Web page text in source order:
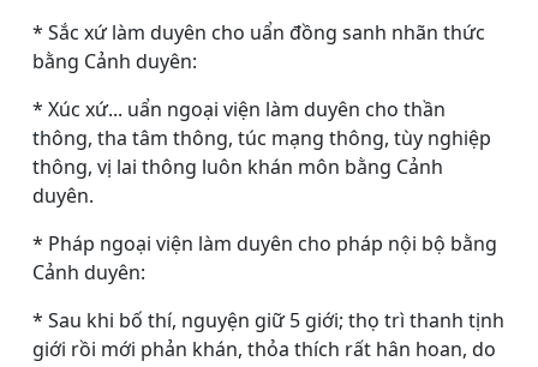
* Sắc xứ làm duyên cho uẩn đồng sanh nhãn thức
bằng Cảnh duyên:
* Xúc xứ... uẩn ngoại viện làm duyên cho thần
thông, tha tâm thông, túc mạng thông, tùy nghiệp
thông, vị lai thông luôn khán môn bằng Cảnh
duyên.
* Pháp ngoại viện làm duyên cho pháp nội bộ bằng
Cảnh duyên:
* Sau khi bố thí, nguyện giữ 5 giới; thọ trì thanh tịnh
giới rồi mới phản khán, thỏa thích rất hân hoan, do